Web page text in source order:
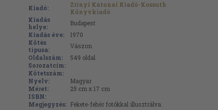
Kiadó:
Zrínyi Katonai Kiadó-Kossuth
Könyvkiadó
Kiadás
helye:
Budapest
Kiadás éve:
1970
Kötés
típusa:
Vászon
Oldalszám:
549 oldal
Sorozatcím:
Kötetszám:
Nyelv:
Magyar
Méret:
25 cm x 17 cm
ISBN:
Megjegyzés: Fekete-fehér fotókkal illusztrálva.